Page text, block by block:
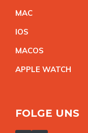
MAC
IOS
MACOS
APPLE WATCH
FOLGE UNS